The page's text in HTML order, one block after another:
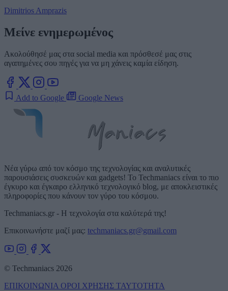
Dimitrios Amprazis
Μείνε ενημερωμένος
Ακολούθησέ μας στα social media και πρόσθεσέ μας στις
αγαπημένες σου πηγές για να μη χάνεις καμία είδηση.
Add to Google Google News
Νέα γύρω από τον κόσμο της τεχνολογίας και αναλυτικές
παρουσιάσεις συσκευών και gadgets! Το Techmaniacs είναι το πιο
έγκυρο και έγκαιρο ελληνικό τεχνολογικό blog, με αποκλειστικές
πληροφορίες που κάνουν τον γύρο του κόσμου.
Techmaniacs.gr - Η τεχνολογία στα καλύτερά της!
Επικοινωνήστε μαζί μας: techmaniacs.gr@gmail.com
© Techmaniacs 2026
ΕΠΙΚΟΙΝΩΝΙΑ ΟΡΟΙ ΧΡΗΣΗΣ ΤΑΥΤΟΤΗΤΑ